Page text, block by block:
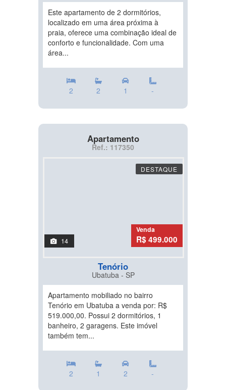
Este apartamento de 2 dormitórios,
localizado em uma área próxima à
praia, oferece uma combinação ideal de
conforto e funcionalidade. Com uma
área...
2 2 1 -
Apartamento
Ref.: 117350
DESTAQUE
14
Venda
R$ 499.000
Tenório
Ubatuba - SP
Apartamento mobiliado no bairro
Tenório em Ubatuba a venda por: R$
519.000,00. Possui 2 dormitórios, 1
banheiro, 2 garagens. Este imóvel
também tem...
2 1 2 -